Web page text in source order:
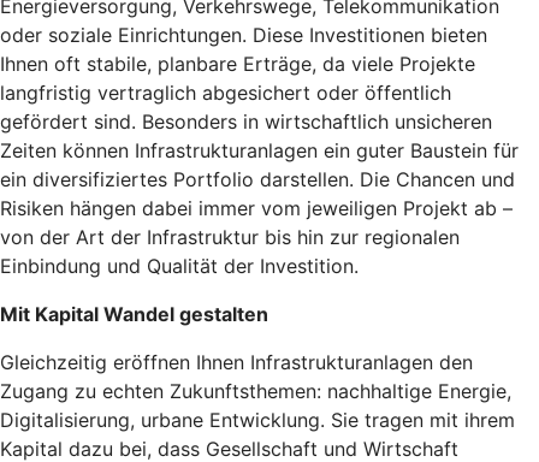
Energieversorgung, Verkehrswege, Telekommunikation
oder soziale Einrichtungen. Diese Investitionen bieten
Ihnen oft stabile, planbare Erträge, da viele Projekte
langfristig vertraglich abgesichert oder öffentlich
gefördert sind. Besonders in wirtschaftlich unsicheren
Zeiten können Infrastrukturanlagen ein guter Baustein für
ein diversifiziertes Portfolio darstellen. Die Chancen und
Risiken hängen dabei immer vom jeweiligen Projekt ab –
von der Art der Infrastruktur bis hin zur regionalen
Einbindung und Qualität der Investition.
Mit Kapital Wandel gestalten
Gleichzeitig eröffnen Ihnen Infrastrukturanlagen den
Zugang zu echten Zukunftsthemen: nachhaltige Energie,
Digitalisierung, urbane Entwicklung. Sie tragen mit ihrem
Kapital dazu bei, dass Gesellschaft und Wirtschaft